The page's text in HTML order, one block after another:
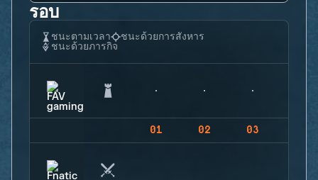
รอบ
ชนะตามเวลา
ชนะด้วยการสังหาร
ชนะด้วยภารกิจ
01 02 03